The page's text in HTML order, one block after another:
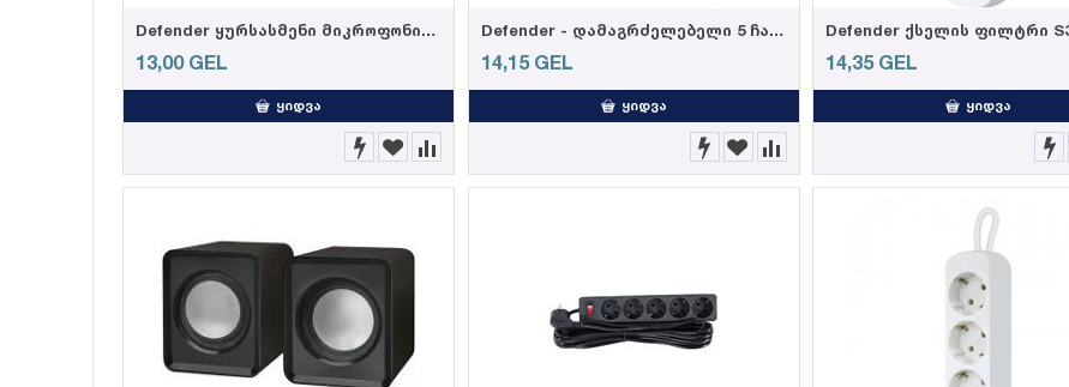
Defender ყურსასმენი მიკროფონით Pulse 420 black + yellow
13,00 GEL
ᲧᲘᲓᲕᲐ
Defender - დამაგრძელებელი 5 ჩასართველით, 1,8 მეტრიანი, ჩამრთველით, შავი
14,15 GEL
ᲧᲘᲓᲕᲐ
14,35 GEL
ᲧᲘᲓᲕᲐ